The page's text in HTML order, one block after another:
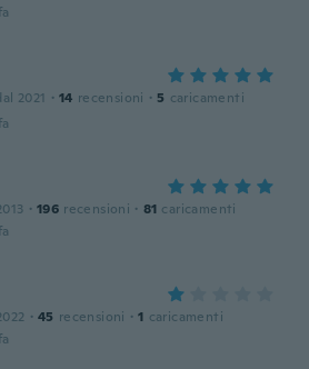
2021 · 14 recensioni · 5 caricamenti
· 196 recensioni · 81 caricamenti
· 45 recensioni · 1 caricamenti